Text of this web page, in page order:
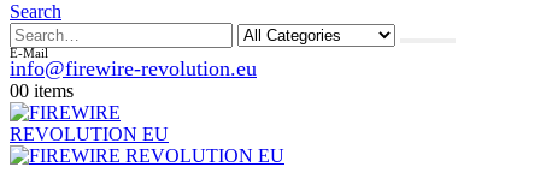
Search
E-Mail
info@firewire-revolution.eu
00 items